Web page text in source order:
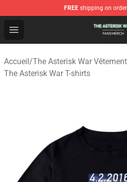
FREE shipping on
Open menu
The Asterisk War Shop -
Accueil/The Asterisk War
The Asterisk War T-shirts